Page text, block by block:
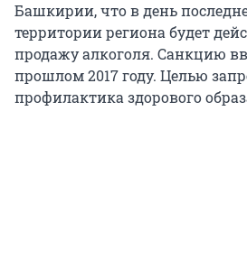
Башкирии, что в день
территории региона будет
продажу алкоголя. Санкцию
прошлом 2017 году. Целью
профилактика здорового